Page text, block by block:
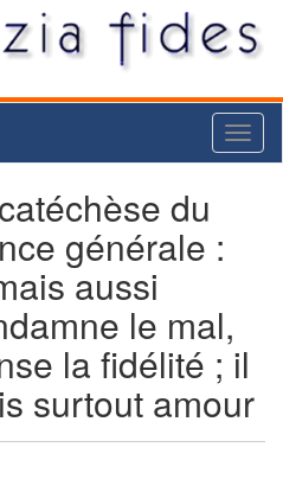
du
générale :
aussi
le mal,
la fidélité ; il
surtout amour